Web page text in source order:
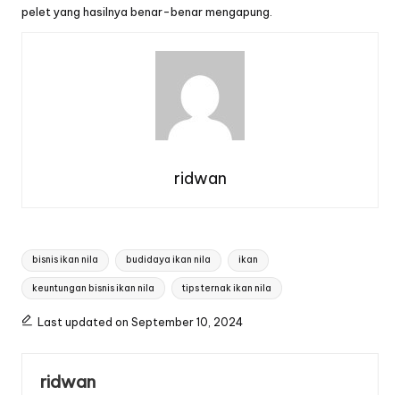
pelet yang hasilnya benar-benar mengapung.
ridwan
Tags:
bisnis ikan nila budidaya ikan nila ikan
keuntungan bisnis ikan nila tips ternak ikan nila
Last updated on September 10, 2024
ridwan